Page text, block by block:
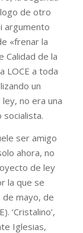
de otro
argumento
«frenar la
Calidad de la
LOCE a toda
un
no era una
socialista.
ser amigo
ahora, no
de ley
la que se
mayo, de
‘Cristalino’,
Iglesias,